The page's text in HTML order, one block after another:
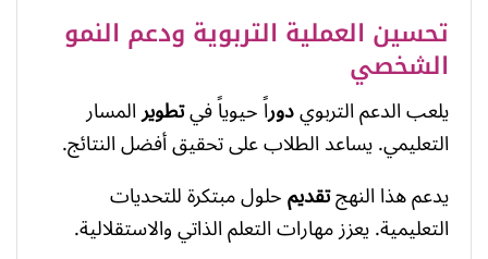
تحسين العملية التربوية ودعم النمو
الشخصي
يلعب الدعم التربويدوراً حيوياً فيتطويرالمسار
التعليمي. يساعد الطلاب على تحقيق أفضل النتائج.
يدعم هذا النهجتقديمحلول مبتكرة للتحديات
التعليمية. يعزز مهارات التعلم الذاتي والاستقلالية.